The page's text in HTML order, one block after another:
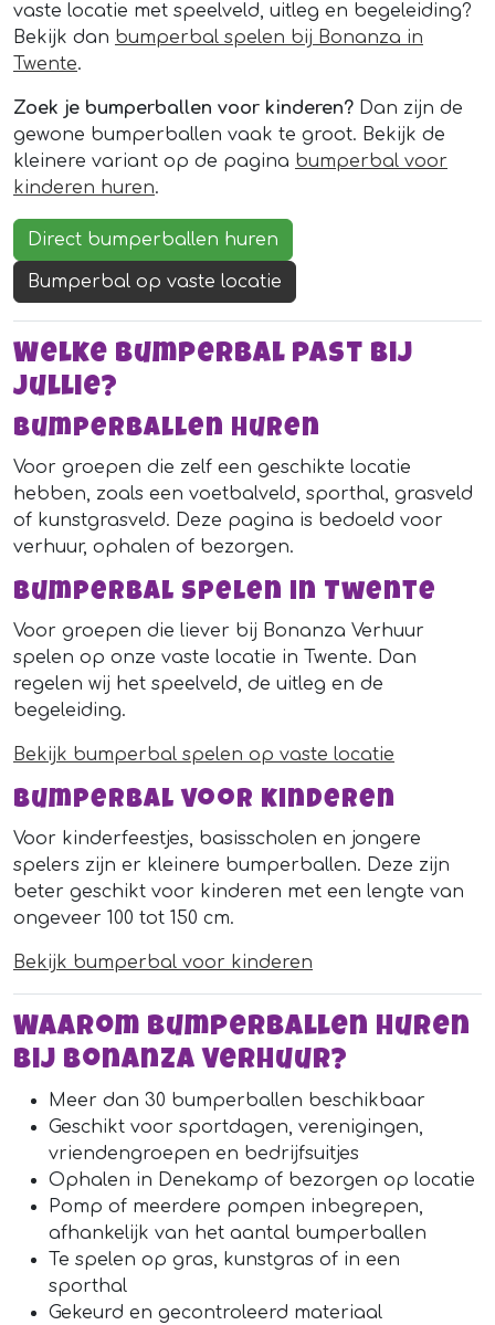
vaste locatie met speelveld, uitleg en begeleiding?
Bekijk dan bumperbal spelen bij Bonanza in
Twente.
Zoek je bumperballen voor kinderen? Dan zijn de
gewone bumperballen vaak te groot. Bekijk de
kleinere variant op de pagina bumperbal voor
kinderen huren.
Direct bumperballen huren
Bumperbal op vaste locatie
Welke bumperbal past bij
jullie?
Bumperballen huren
Voor groepen die zelf een geschikte locatie
hebben, zoals een voetbalveld, sporthal, grasveld
of kunstgrasveld. Deze pagina is bedoeld voor
verhuur, ophalen of bezorgen.
Bumperbal spelen in Twente
Voor groepen die liever bij Bonanza Verhuur
spelen op onze vaste locatie in Twente. Dan
regelen wij het speelveld, de uitleg en de
begeleiding.
Bekijk bumperbal spelen op vaste locatie
Bumperbal voor kinderen
Voor kinderfeestjes, basisscholen en jongere
spelers zijn er kleinere bumperballen. Deze zijn
beter geschikt voor kinderen met een lengte van
ongeveer 100 tot 150 cm.
Bekijk bumperbal voor kinderen
Waarom bumperballen huren
bij Bonanza Verhuur?
Meer dan 30 bumperballen beschikbaar
Geschikt voor sportdagen, verenigingen,
vriendengroepen en bedrijfsuitjes
Ophalen in Denekamp of bezorgen op locatie
Pomp of meerdere pompen inbegrepen,
afhankelijk van het aantal bumperballen
Te spelen op gras, kunstgras of in een
sporthal
Gekeurd en gecontroleerd materiaal